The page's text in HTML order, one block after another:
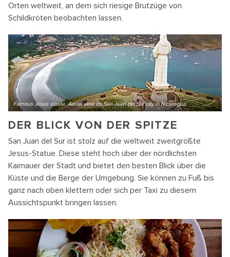
Orten weltweit, an dem sich riesige Brutzüge von
Schildkröten beobachten lassen.
Famous Jesus statue. Aerial view on San Juan del Sur city in Nicaragua.
DER BLICK VON DER SPITZE
San Juan del Sur ist stolz auf die weltweit zweitgrößte
Jesus-Statue. Diese steht hoch über der nördlichsten
Kaimauer der Stadt und bietet den besten Blick über die
Küste und die Berge der Umgebung. Sie können zu Fuß bis
ganz nach oben klettern oder sich per Taxi zu diesem
Aussichtspunkt bringen lassen.